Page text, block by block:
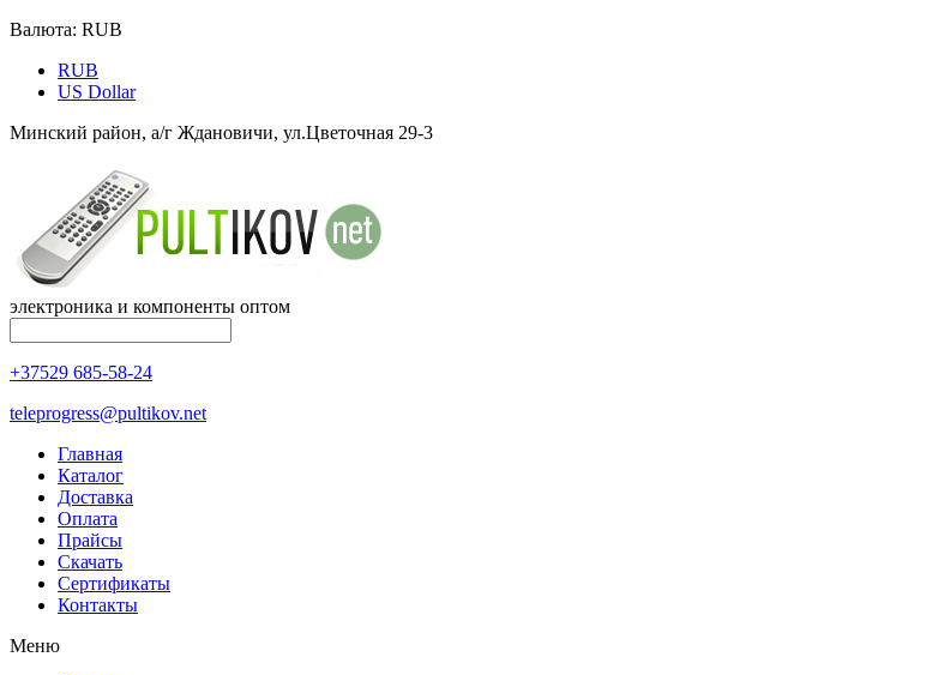
Валюта: RUB
RUB
US Dollar
Минский район, а/г Ждановичи, ул.Цветочная 29-3
электроника и компоненты оптом
+37529 685-58-24
teleprogress@pultikov.net
Главная
Каталог
Доставка
Оплата
Прайсы
Cкачать
Сертификаты
Контакты
Меню